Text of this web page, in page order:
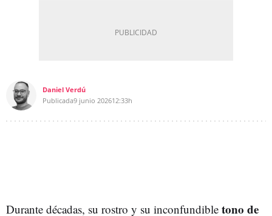
Daniel Verdú
Publicada9 junio 202612:33h
Durante décadas, su rostro y su inconfundible tono de